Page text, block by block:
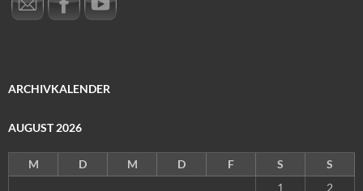
ARCHIVKALENDER
AUGUST 2026
M D M D F S
S
1
2